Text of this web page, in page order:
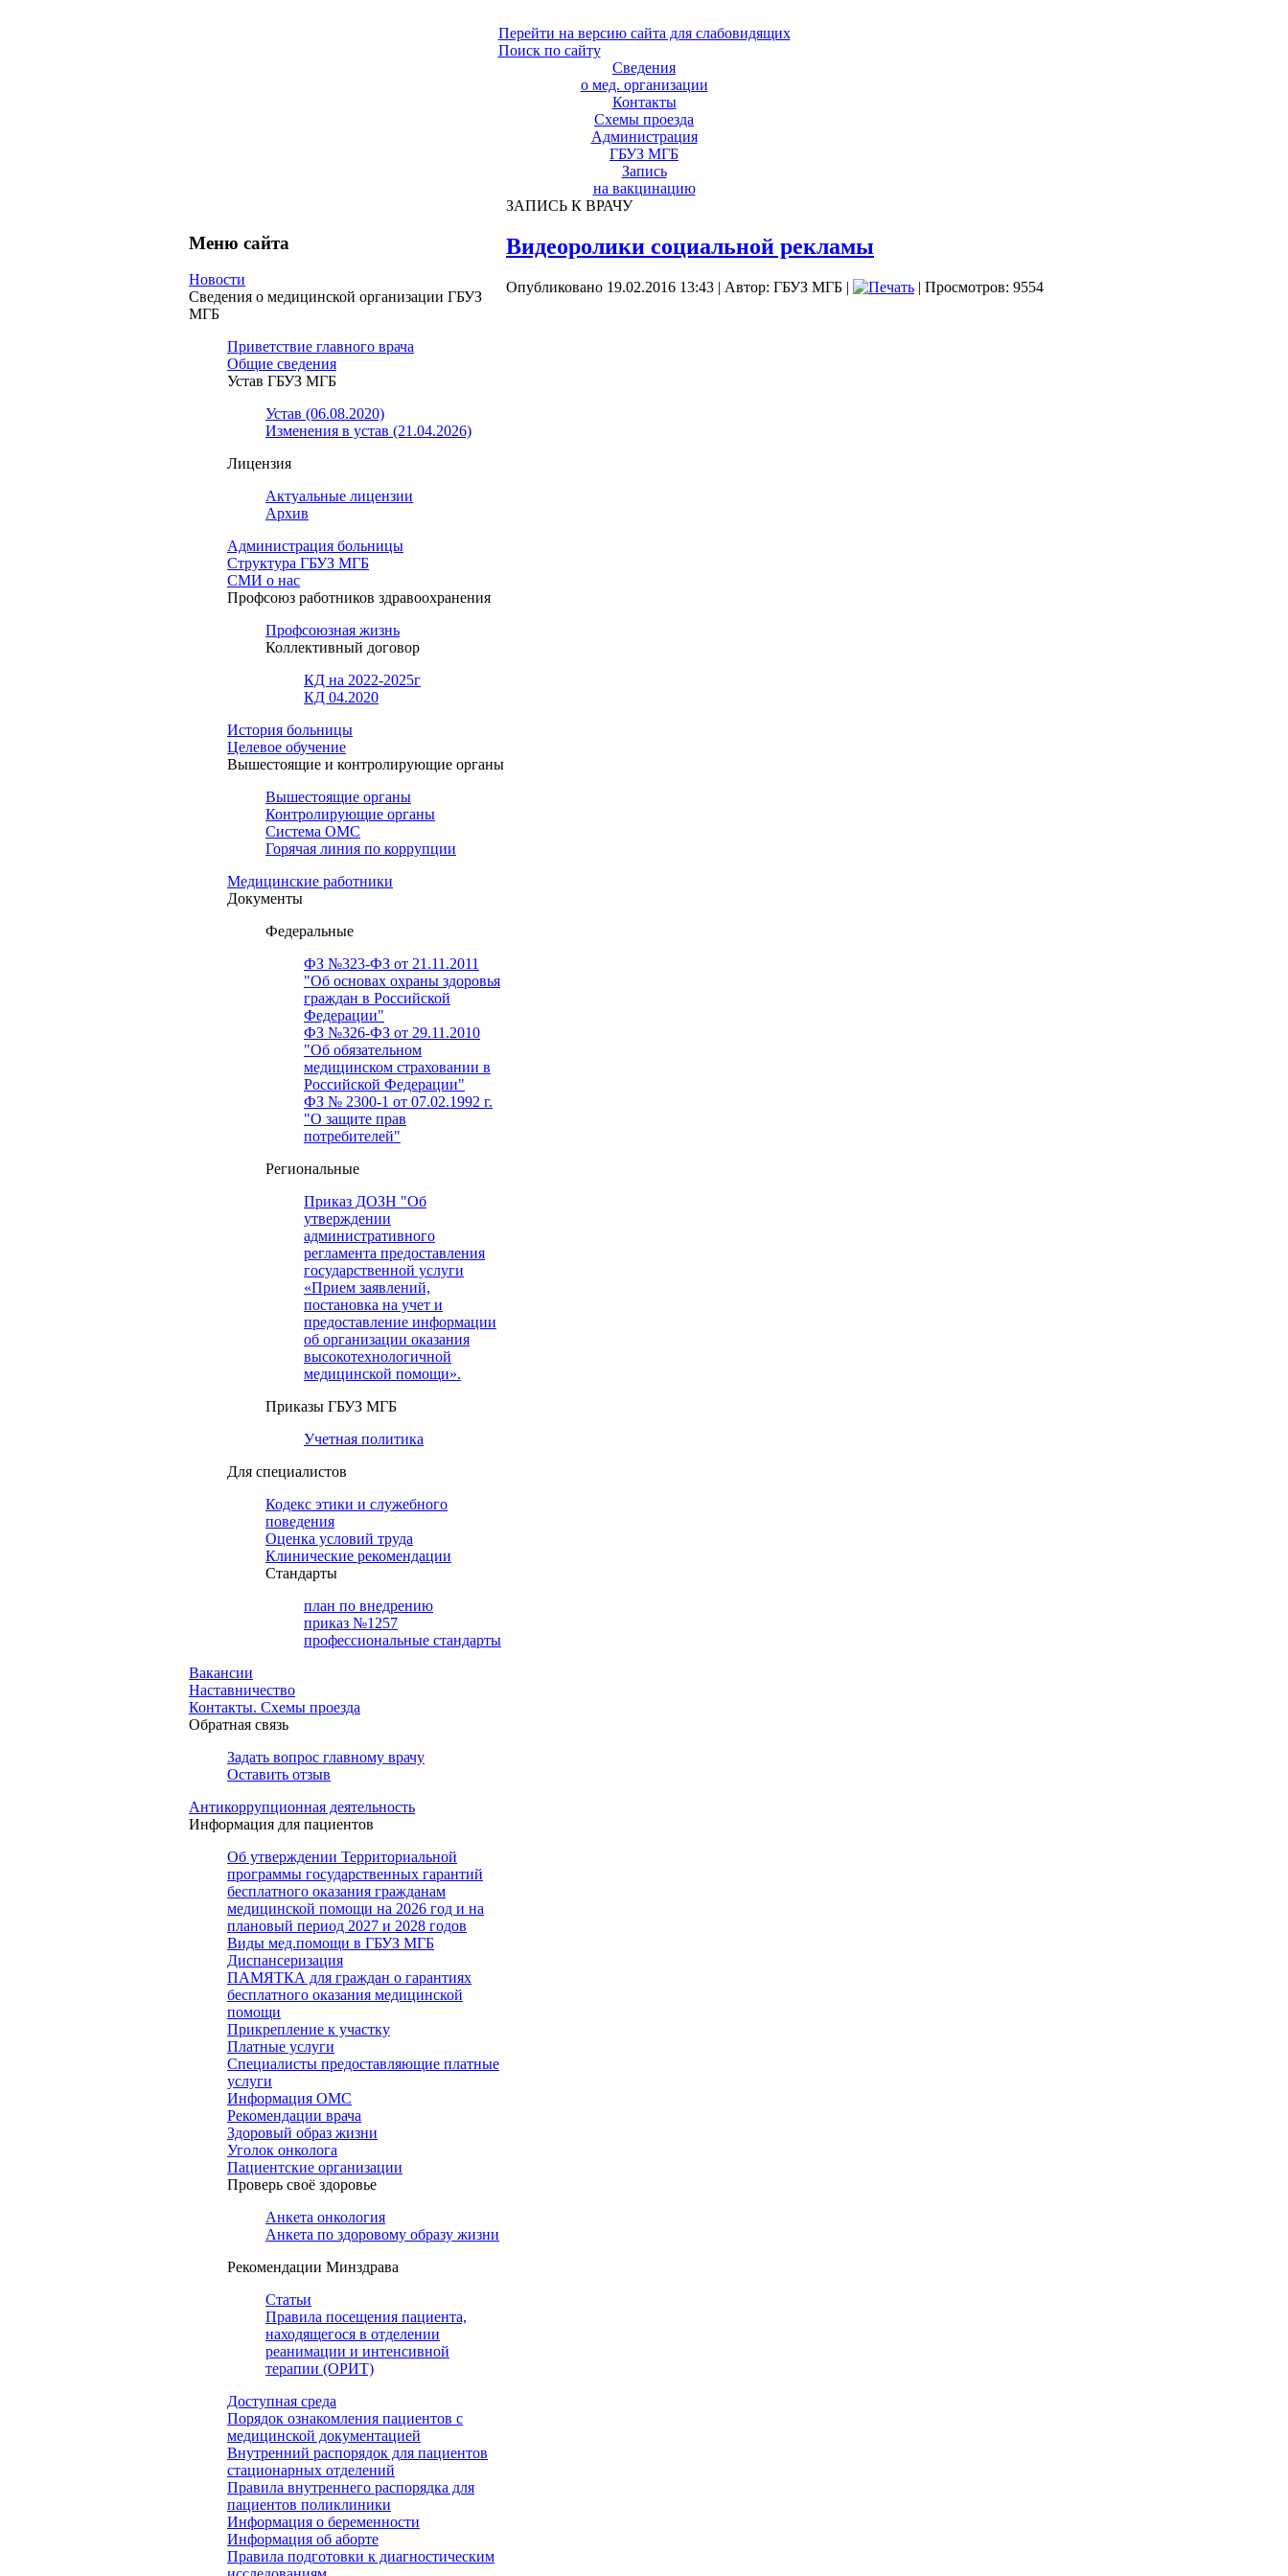
Перейти на версию сайта для слабовидящих
Поиск по сайту
Сведения
о мед. организации
Контакты
Схемы проезда
Администрация
ГБУЗ МГБ
Запись
на вакцинацию
ЗАПИСЬ К ВРАЧУ
Меню сайта
Новости
Сведения о медицинской организации ГБУЗ
МГБ
Приветствие главного врача
Общие сведения
Устав ГБУЗ МГБ
Устав (06.08.2020)
Изменения в устав (21.04.2026)
Лицензия
Актуальные лицензии
Архив
Администрация больницы
Структура ГБУЗ МГБ
СМИ о нас
Профсоюз работников здравоохранения
Профсоюзная жизнь
Коллективный договор
КД на 2022-2025г
КД 04.2020
История больницы
Целевое обучение
Вышестоящие и контролирующие органы
Вышестоящие органы
Контролирующие органы
Система ОМС
Горячая линия по коррупции
Медицинские работники
Документы
Федеральные
ФЗ №323-ФЗ от 21.11.2011
"Об основах охраны здоровья
граждан в Российской
Федерации"
ФЗ №326-ФЗ от 29.11.2010
"Об обязательном
медицинском страховании в
Российской Федерации"
ФЗ № 2300-1 от 07.02.1992 г.
"О защите прав
потребителей"
Региональные
Приказ ДОЗН "Об
утверждении
административного
регламента предоставления
государственной услуги
«Прием заявлений,
постановка на учет и
предоставление информации
об организации оказания
высокотехнологичной
медицинской помощи».
Приказы ГБУЗ МГБ
Учетная политика
Для специалистов
Кодекс этики и служебного
поведения
Оценка условий труда
Клинические рекомендации
Cтандарты
план по внедрению
приказ №1257
профессиональные стандарты
Вакансии
Наставничество
Контакты. Схемы проезда
Обратная связь
Задать вопрос главному врачу
Оставить отзыв
Антикоррупционная деятельность
Информация для пациентов
Об утверждении Территориальной
программы государственных гарантий
бесплатного оказания гражданам
медицинской помощи на 2026 год и на
плановый период 2027 и 2028 годов
Виды мед.помощи в ГБУЗ МГБ
Диспансеризация
ПАМЯТКА для граждан о гарантиях
бесплатного оказания медицинской
помощи
Прикрепление к участку
Платные услуги
Специалисты предоставляющие платные
услуги
Информация ОМС
Рекомендации врача
Здоровый образ жизни
Уголок онколога
Пациентские организации
Проверь своё здоровье
Анкета онкология
Анкета по здоровому образу жизни
Рекомендации Минздрава
Статьи
Правила посещения пациента,
находящегося в отделении
реанимации и интенсивной
терапии (ОРИТ)
Доступная среда
Порядок ознакомления пациентов с
медицинской документацией
Внутренний распорядок для пациентов
стационарных отделений
Правила внутреннего распорядка для
пациентов поликлиники
Информация о беременности
Информация об аборте
Правила подготовки к диагностическим
Видеоролики социальной рекламы
Опубликовано 19.02.2016 13:43 | Автор: ГБУЗ МГБ | | Просмотров: 9554